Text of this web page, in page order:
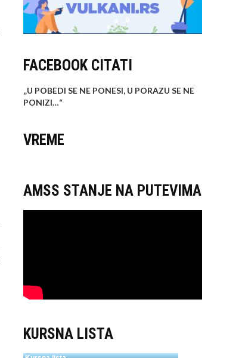
FACEBOOK CITATI
„U POBEDI SE NE PONESI, U PORAZU SE NE
PONIZI…“
VREME
AMSS STANJE NA PUTEVIMA
KURSNA LISTA